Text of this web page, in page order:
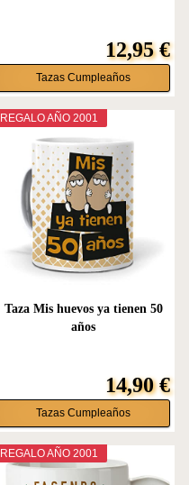
12,95 €
Tazas Cumpleaños
REGALO AÑO 2001
Taza Mis huevos ya tienen 50
años
14,90 €
Tazas Cumpleaños
REGALO AÑO 2001